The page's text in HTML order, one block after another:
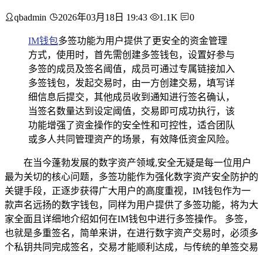
qbadmin 2026年03月18日 19:43 1.1K 0
IM钱包多签功能为用户提供了更安全的资金管理
方式，使用时，首先需创建多签钱包，设置好参与
多签的成员及签名阈值，成员可通过专属链接加入
多签钱包，发起交易时，由一方创建交易，填写详
细信息后提交，其他成员收到通知进行签名确认，
当签名数量达到设定阈值，交易即可成功执行，该
功能增强了资金操作的安全性和可控性，适合团队
或多人共同管理资产的场景，有效降低资金风险。
在当今蓬勃发展的数字资产领域,安全无疑是每一位用户
最为关切的核心问题，多签功能作为强化数字资产安全防护的
关键手段，正逐步获得广大用户的高度重视，IM钱包作为一
款声名远扬的数字钱包，同样为用户提供了多签功能，将为大
家全面且详细地介绍如何在IM钱包中进行多签操作。 多签，
也就是多重签名，简单来讲，在进行数字资产交易时，必须多
个私钥共同完成签名，交易才能顺利达成，与传统的单签交易